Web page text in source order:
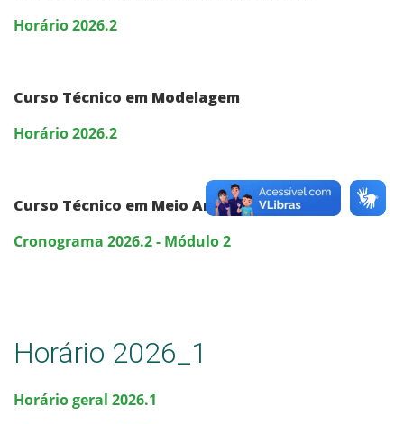
Horário 2026.2
Curso Técnico em Modelagem
Horário 2026.2
Curso Técnico em Meio Ambiente
Cronograma 2026.2 - Módulo 2
Horário 2026_1
Horário geral 2026.1